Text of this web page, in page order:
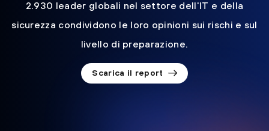
2.930 leader globali nel settore dell'IT e della
sicurezza condividono le loro opinioni sui rischi e sul
livello di preparazione.
Scarica il report